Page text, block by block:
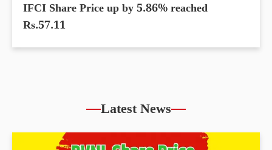
IFCI Share Price up by 5.86% reached
Rs.57.11
Latest News